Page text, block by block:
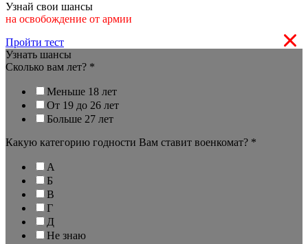
Узнай свои шансы
на освобождение от армии
Пройти тест
Узнать шансы
Сколько вам лет? *
Меньше 18 лет
От 19 до 26 лет
Больше 27 лет
Какую категорию годности Вам ставит военкомат? *
А
Б
В
Г
Д
Не знаю